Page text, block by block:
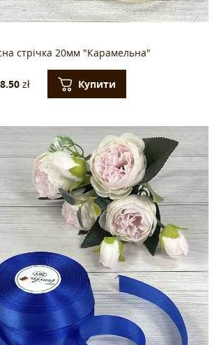
стрічка 20мм "Карамельна"
8.50zł Купити